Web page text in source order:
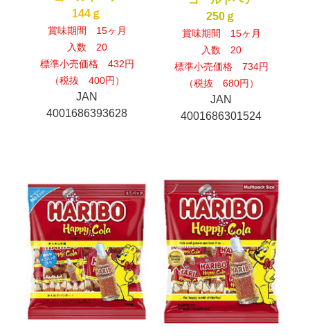
144ｇ
賞味期間 15ヶ月
入数 20
標準小売価格 432円
（税抜 400円）
JAN
4001686393628
250ｇ
賞味期間 15ヶ月
入数 20
標準小売価格 734円
（税抜 680円）
JAN
4001686301524